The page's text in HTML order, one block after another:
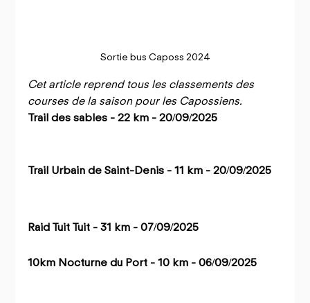
Sortie bus Caposs 2024
Cet article reprend tous les classements des
courses de la saison pour les Capossiens.
Trail des sables - 22 km - 20/09/2025
Trail Urbain de Saint-Denis - 11 km - 20/09/2025
Raid Tuit Tuit - 31 km - 07/09/2025
10km Nocturne du Port - 10 km - 06/09/2025